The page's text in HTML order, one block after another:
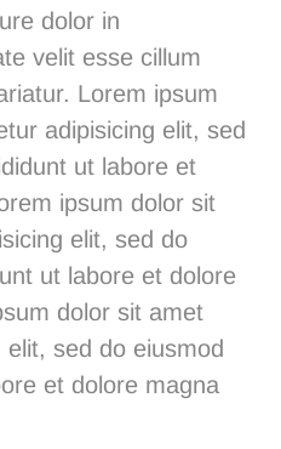
dolor in
velit esse cillum
Lorem ipsum
adipisicing elit, sed
ut labore et
ipsum dolor sit
elit, sed do
ut labore et dolore
dolor sit amet
sed do eiusmod
et dolore magna